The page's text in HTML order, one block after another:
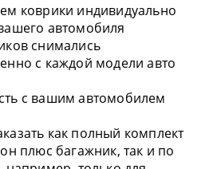
коврики индивидуально
автомобиля
снимались
с каждой модели авто
с вашим автомобилем
как полный комплект
плюс багажник, так и по